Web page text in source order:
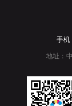
手机
地址：